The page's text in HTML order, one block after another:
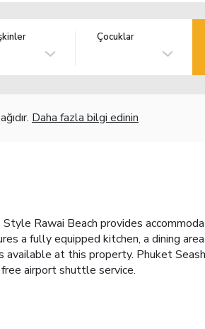
Çocuklar
Daha fazla bilgi edinin
Rawai Beach provides
a fully equipped kitchen, a dining
available at this property. Phuket
airport shuttle service.